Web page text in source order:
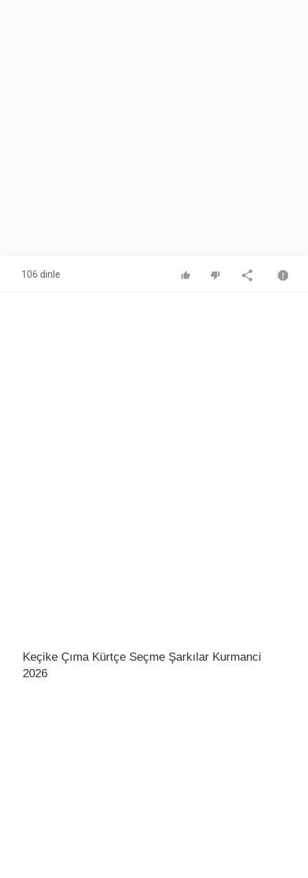
106 dinle
Keçike Çıma Kürtçe Seçme Şarkılar Kurmanci
2026